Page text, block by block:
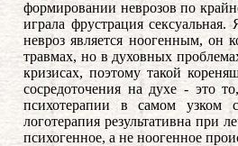
формировании неврозов по
играла фрустрация
невроз является ноогенным, он
травмах, но в духовных
кризисах, поэтому такой
сосредоточения на духе - это
психотерапии в самом
логотерапия результативна при
психогенное, а не ноогенное